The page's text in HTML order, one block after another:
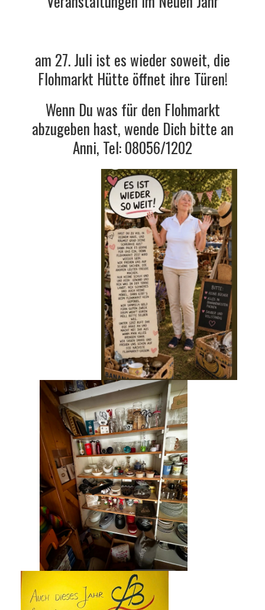
am 27. Juli ist es wieder soweit, die
Flohmarkt Hütte öffnet ihre Türen!
Wenn Du was für den Flohmarkt
abzugeben hast, wende Dich bitte an
Anni, Tel: 08056/1202